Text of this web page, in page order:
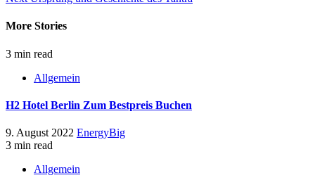
Reading
More Stories
3 min read
Allgemein
H2 Hotel Berlin Zum Bestpreis Buchen
9. August 2022 EnergyBig
3 min read
Allgemein